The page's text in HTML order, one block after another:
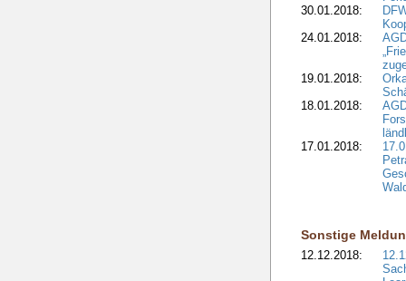
30.01.2018:
24.01.2018:
19.01.2018:
18.01.2018:
17.01.2018:
Sonstige
12.12.2018: